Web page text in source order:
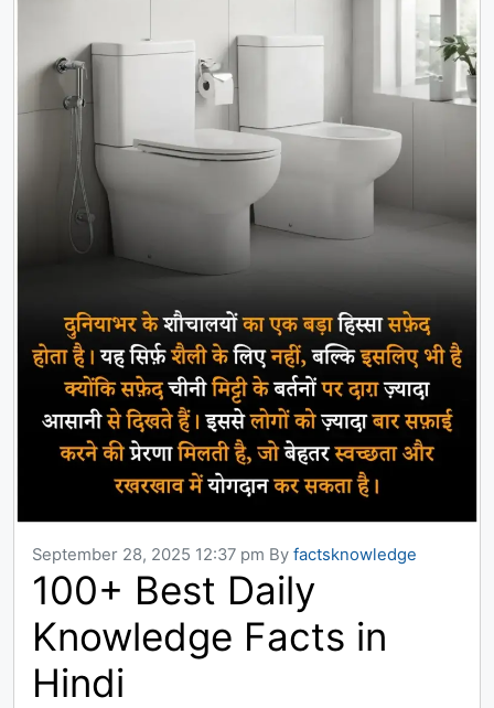
September 28, 2025 12:37 pm By factsknowledge
100+ Best Daily
Knowledge Facts in
Hindi